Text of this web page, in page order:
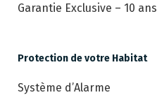
Garantie Exclusive – 10 ans
Protection de votre Habitat
Système d’Alarme